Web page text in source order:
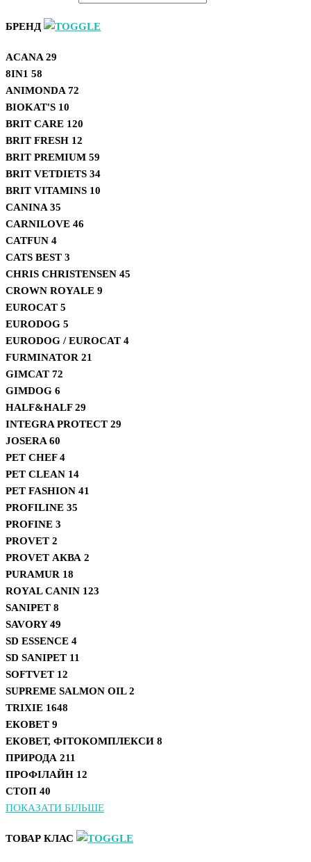
БРЕНД
ACANA 29
8IN1 58
ANIMONDA 72
BIOKAT'S 10
BRIT CARE 120
BRIT FRESH 12
BRIT PREMIUM 59
BRIT VETDIETS 34
BRIT VITAMINS 10
CANINA 35
CARNILOVE 46
CATFUN 4
CATS BEST 3
CHRIS CHRISTENSEN 45
CROWN ROYALE 9
EUROCAT 5
EURODOG 5
EURODOG / EUROCAT 4
FURMINATOR 21
GIMCAT 72
GIMDOG 6
HALF&HALF29
INTEGRA PROTECT 29
JOSERA 60
PET CHEF4
PET CLEAN 14
PET FASHION 41
PROFILINE 35
PROFINE 3
PROVET 2
PROVET АКВА 2
PURAMUR 18
ROYAL CANIN 123
SANIPET 8
SAVORY49
SD ESSENCE 4
SD SANIPET 11
SOFTVET 12
SUPREME SALMON OIL2
TRIXIE 1648
ЕКОВЕТ 9
ЕКОВЕТ, ФІТОКОМПЛЕКСИ 8
ПРИРОДА 211
ПРОФІЛАЙН 12
СТОП 40
ПОКАЗАТИ БІЛЬШЕ
ТОВАР КЛАС